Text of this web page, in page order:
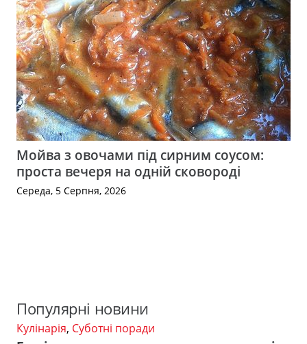
Мойва з овочами під сирним соусом:
проста вечеря на одній сковороді
Середа, 5 Серпня, 2026
Популярні новини
Кулінарія, Суботні поради